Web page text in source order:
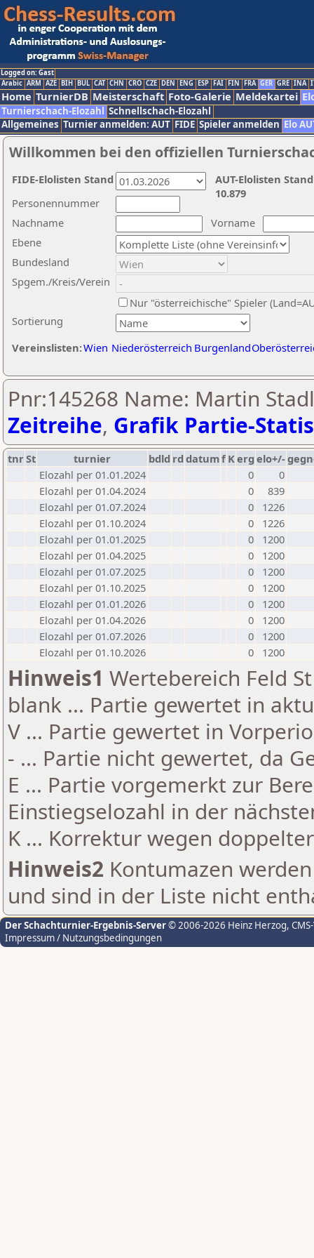
Logged on: Gast
Arabic ARM AZE BIH BUL CAT CHN CRO CZE DEN ENG ESP FAI FIN FRA GER GRE INA
Home TurnierDB Meisterschaft Foto-Galerie Meldekartei
Turnierschach-Elozahl Schnellschach-Elozahl
Allgemeines Turnier anmelden: AUT FIDE Spieler anmelden Elo
Willkommen bei den offiziellen
Nachname
Vorname
Ebene
Sortierung
Personennummer
Bundesland
Spgem./Kreis/Verein
Nur "österreichische" Spieler
Vereinslisten:Wien Niederösterreich Burgenland
AUT-Elolisten
10.879
FIDE-Elolisten Stand
Pnr:145268 Name: Martin
Zeitreihe, Grafik Partie-
tnrSt turnier bdld rd datumf Kerg elo+/-
Elozahl per 01.01.2024
0
0
Elozahl per 01.04.2024
0
839
Elozahl per 01.07.2024
0
1226
Elozahl per 01.10.2024
0
1226
Elozahl per 01.01.2025
0
1200
Elozahl per 01.04.2025
0
1200
Elozahl per 01.07.2025
0
1200
Elozahl per 01.10.2025
0
1200
Elozahl per 01.01.2026
0
1200
Elozahl per 01.04.2026
0
1200
Elozahl per 01.07.2026
0
1200
Elozahl per 01.10.2026
0 1200
Hinweis1 Wertebereich Feld
blank ... Partie gewertet in
V ... Partie gewertet in
- ... Partie nicht gewertet, da
E ... Partie vorgemerkt zur
Einstiegselozahl in der
K ... Korrektur wegen
Hinweis2 Kontumazen
und sind in der Liste nicht
Der Schachturnier-Ergebnis-Server© 2006-2026 Heinz Herzog,
Impressum / Nutzungsbedingungen